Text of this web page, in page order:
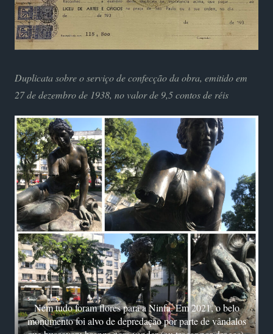
Duplicata sobre o serviço de confecção da obra, emitido em
27 de dezembro de 1938, no valor de 9,5 contos de réis
Nem tudo foram flores para a Ninfa. Em 2021, o belo
monumento foi alvo de depredação por parte de vândalos